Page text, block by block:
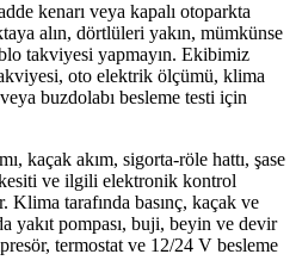
kenarı veya kapalı otoparkta
alın, dörtlüleri yakın, mümkünse
takviyesi yapmayın. Ekibimiz
oto elektrik ölçümü, klima
buzdolabı besleme testi için
kaçak akım, sigorta-röle hattı, şase
ve ilgili elektronik kontrol
Klima tarafında basınç, kaçak ve
yakıt pompası, buji, beyin ve devir
termostat ve 12/24 V besleme